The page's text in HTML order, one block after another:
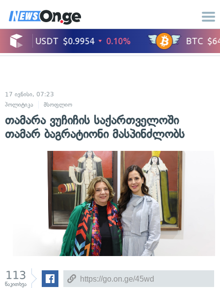
17 ივნისი, 07:23
პოლიტიკა
მსოფლიო
თამარა ვუჩიჩის საქართველოში
თამარ ბაგრატიონი მასპინძლობს
113
წაკითხვა